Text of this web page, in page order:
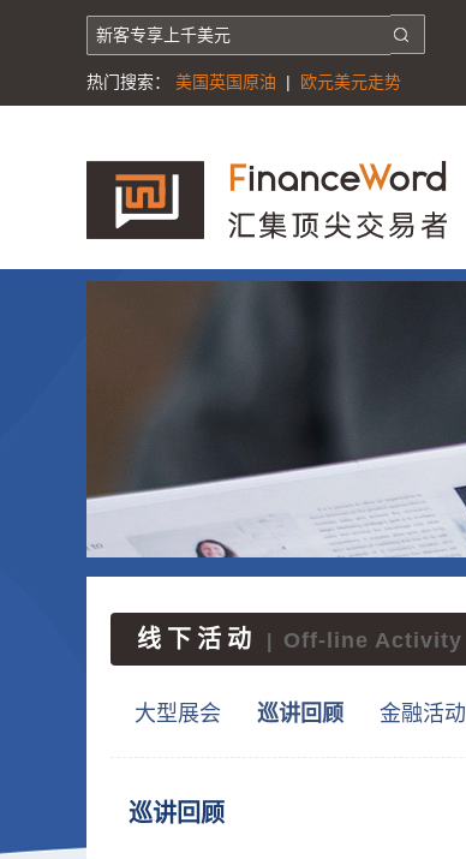
热门搜索： 美国英国原油 | 欧元美元走势
线下活动 Off-line Activity
大型展会 巡讲回顾 金融活动
巡讲回顾